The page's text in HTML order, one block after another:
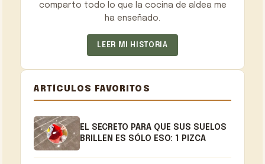
comparto todo lo que la cocina de aldea me
ha enseñado.
LEER MI HISTORIA
ARTÍCULOS FAVORITOS
EL SECRETO PARA QUE SUS SUELOS
BRILLEN ES SÓLO ESO: 1 PIZCA